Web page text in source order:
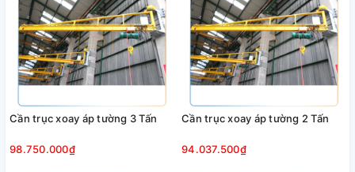
Cần trục xoay áp tường 3 Tấn
98.750.000₫
Cần trục xoay áp tường 2 Tấn
94.037.500₫